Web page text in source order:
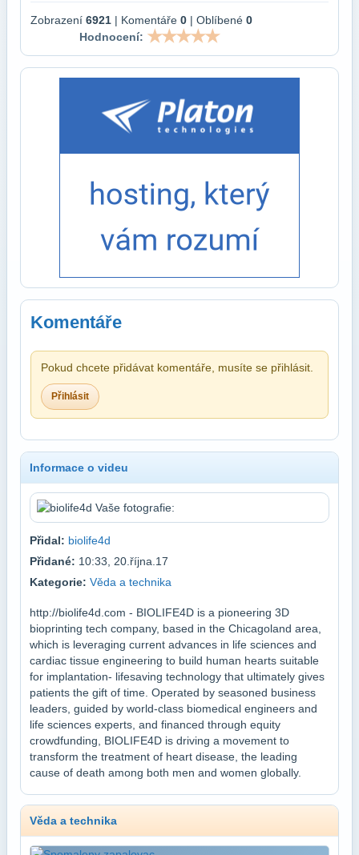
Zobrazení 6921 | Komentáře 0 | Oblíbené 0
Hodnocení:
Komentáře
Pokud chcete přidávat komentáře, musíte se přihlásit.
Přihlásit
Informace o videu
Přidal: biolife4d
Přidané: 10:33, 20.října.17
Kategorie: Věda a technika
http://biolife4d.com - BIOLIFE4D is a pioneering 3D
bioprinting tech company, based in the Chicagoland area,
which is leveraging current advances in life sciences and
cardiac tissue engineering to build human hearts suitable
for implantation- lifesaving technology that ultimately gives
patients the gift of time. Operated by seasoned business
leaders, guided by world-class biomedical engineers and
life sciences experts, and financed through equity
crowdfunding, BIOLIFE4D is driving a movement to
transform the treatment of heart disease, the leading
cause of death among both men and women globally.
Věda a technika